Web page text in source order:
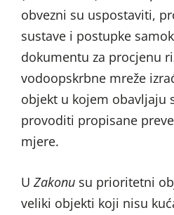
obvezni su uspostaviti,
sustave i postupke
dokumentu za procjenu
vodoopskrbne mreže
objekt u kojem obavljaju
provoditi propisane
mjere.
U Zakonu su prioritetni
veliki objekti koji nisu